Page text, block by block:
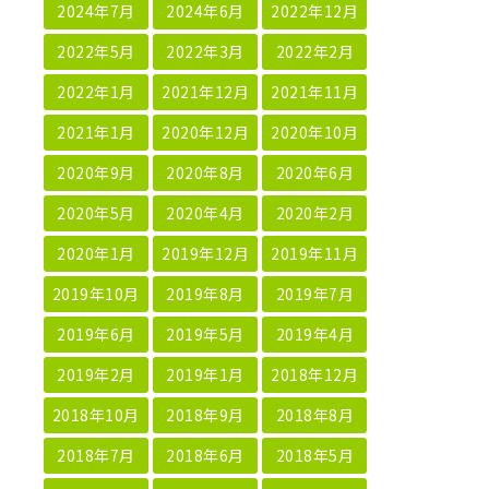
2024年7月 2024年6月
2022年12月
2022年5月
2022年3月
2022年2月
2022年1月
2021年12月
2021年11月
2021年1月
2020年12月
2020年10月
2020年9月
2020年8月
2020年6月
2020年5月
2020年4月
2020年2月
2020年1月
2019年12月
2019年11月
2019年10月
2019年8月
2019年7月
2019年6月
2019年5月
2019年4月
2019年2月
2019年1月
2018年12月
2018年10月
2018年9月
2018年8月
2018年7月
2018年6月
2018年5月